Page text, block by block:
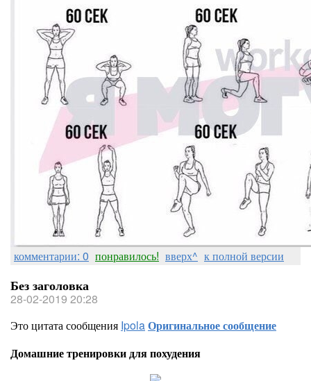
комментарии: 0 понравилось! вверх^ к полной версии
Без заголовка
28-02-2019 20:28
Это цитата сообщения IpolaОригинальное сообщение
Домашние тренировки для похудения